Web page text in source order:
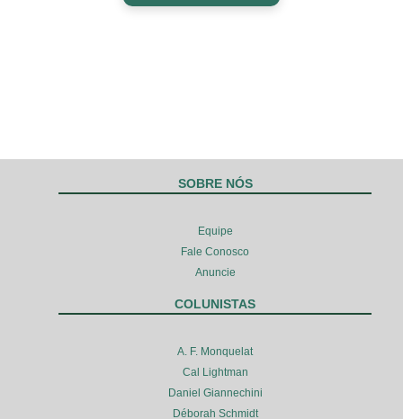
SOBRE NÓS
Equipe
Fale Conosco
Anuncie
COLUNISTAS
A. F. Monquelat
Cal Lightman
Daniel Giannechini
Déborah Schmidt